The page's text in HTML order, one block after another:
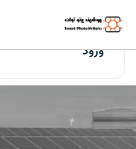
ایران‌سولار
ورود